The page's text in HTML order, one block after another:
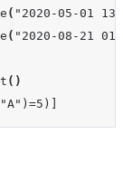
( "2020-05-01
( "2020-08-21
()